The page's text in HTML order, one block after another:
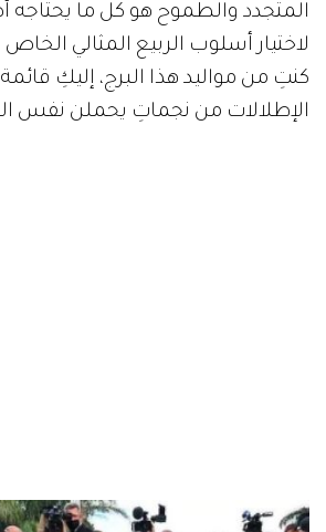
المتجدد والطموح هو كل ما يحتاجه
لاختيار أسلوب الربيع المثالي
كنتِ من مواليد هذا البرج، إليكِ
الإطلالات من نجماتِ يحملن نفس